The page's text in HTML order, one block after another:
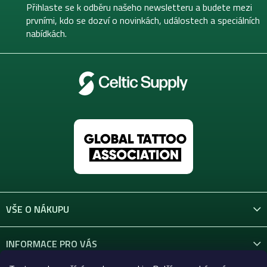
Přihlaste se k odběru našeho newsletteru a budete mezi
prvními, kdo se dozví o novinkách, událostech a speciálních
nabídkách.
VŠE O NÁKUPU
INFORMACE PRO VÁS